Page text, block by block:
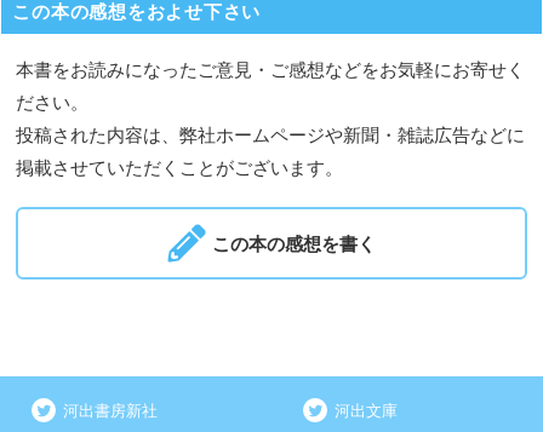
この本の感想をおよせ下さい
本書をお読みになったご意見・ご感想などをお気軽にお寄せく
ださい。
投稿された内容は、弊社ホームページや新聞・雑誌広告などに
掲載させていただくことがございます。
この本の感想を書く
河出書房新社 河出文庫